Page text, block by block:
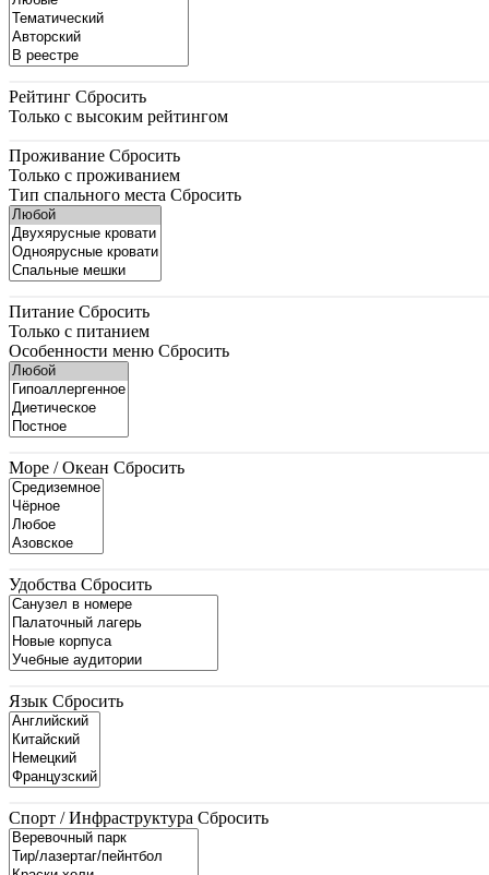
Рейтинг Сбросить
Только с высоким рейтингом
Проживание Сбросить
Только с проживанием
Тип спального места Сбросить
Питание Сбросить
Только с питанием
Особенности меню Сбросить
Море / Океан Сбросить
Удобства Сбросить
Язык Сбросить
Спорт / Инфраструктура Сбросить